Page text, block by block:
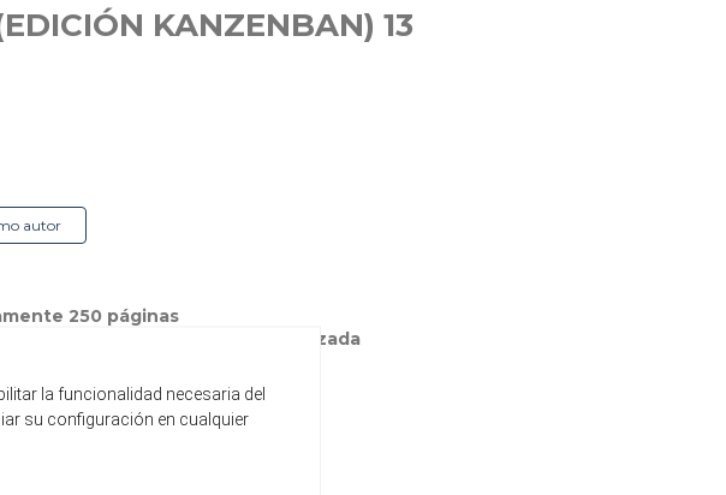
KANZENBAN) 13
autor
250 páginas
con guardas en tinta metalizada
la funcionalidad necesaria del
su configuración en cualquier